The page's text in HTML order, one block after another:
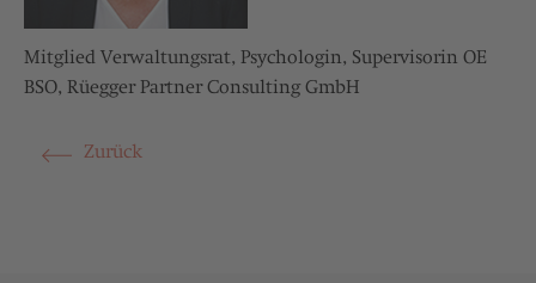
Mitglied Verwaltungsrat, Psychologin, Supervisorin OE
BSO, Rüegger Partner Consulting GmbH
Zurück